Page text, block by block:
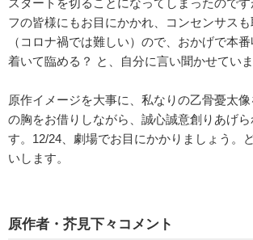
スタートを切ることになってしまったので
フの皆様にもお目にかかれ、コンセンサス
（コロナ禍では難しい）ので、おかげで本
着いて臨める？ と、自分に言い聞かせていま
原作イメージを大事に、私なりの乙骨憂太
の胸をお借りしながら、誠心誠意創りあげら
す。12/24、劇場でお目にかかりましょう。
いします。
原作者・芥見下々コメント